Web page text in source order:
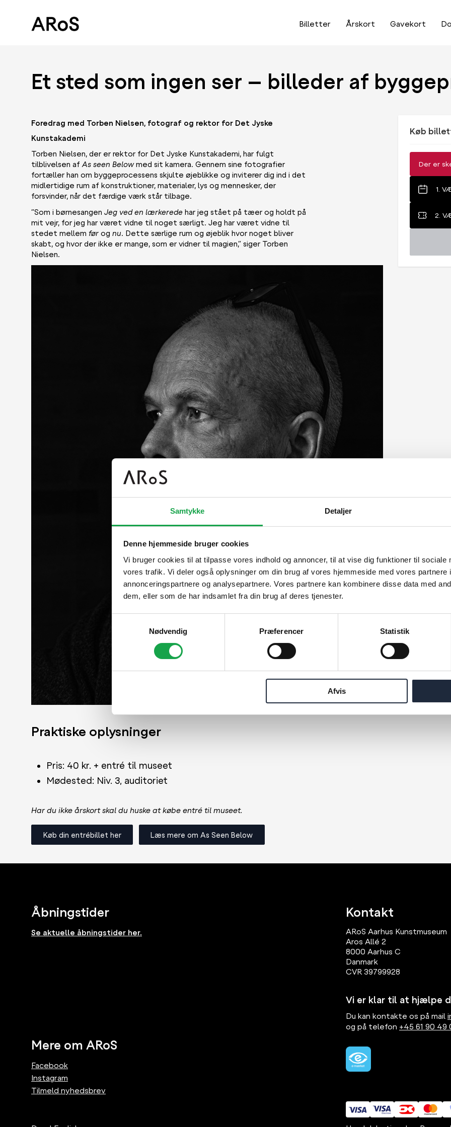
Samtykke Detaljer
Denne hjemmeside bruger cookies
Vi bruger cookies til at tilpasse vores indhold og annoncer, til at vise dig funktioner til sociale
vores trafik. Vi deler også oplysninger om din brug af vores hjemmeside med vores partnere
annonceringspartnere og analysepartnere. Vores partnere kan kombinere disse data med
dem, eller som de har indsamlet fra din brug af deres tjenester.
Nødvendig
Præferencer Statistik
Afvis
Billetter Årskort Gavekort
Et sted som ingen ser – billeder af
Foredrag med Torben Nielsen, fotograf og rektor for Det Jyske
Kunstakademi
Torben Nielsen, der er rektor for Det Jyske Kunstakademi, har fulgt
tilblivelsen af As seen Belowmed sit kamera. Gennem sine fotografier
fortæller han om byggeprocessens skjulte øjeblikke og inviterer dig ind i det
midlertidige rum af konstruktioner, materialer, lys og mennesker, der
forsvinder, når det færdige værk står tilbage.
”Som i børnesangen Jeg ved en lærkerede har jeg stået på tæer og holdt på
mit vejr, for jeg har været vidne til noget særligt. Jeg har været vidne til
stedet mellem før og nu. Dette særlige rum og øjeblik hvor noget bliver
skabt, og hvor der ikke er mange, som er vidner til magien,” siger Torben
Nielsen.
Praktiske oplysninger
Pris: 40 kr. + entré til museet
Mødested: Niv. 3, auditoriet
Har du ikke årskort skal du huske at købe entré til museet.
Køb din entrébillet her Læs mere om As Seen Below
Køb
Der er
1.
2.
Åbningstider
Se aktuelle åbningstider her.
Kontakt
ARoS Aarhus Kunstmuseum
Aros Allé 2
8000 Aarhus C
Danmark
CVR 39799928
Vi er klar til at hjælpe
Du kan kontakte os på mail
og på telefon +45 61 90 49
Mere om ARoS
Facebook
Instagram
Tilmeld nyhedsbrev